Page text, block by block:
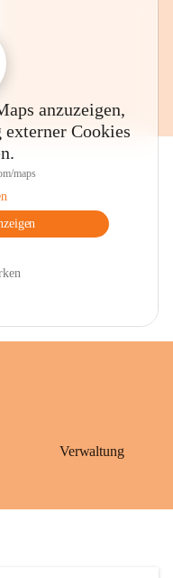
anzuzeigen,
externer Cookies
maps
Verwaltung